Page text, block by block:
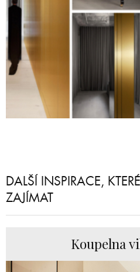
DALŠÍ INSPIRACE,
ZAJÍMAT
Koupelna